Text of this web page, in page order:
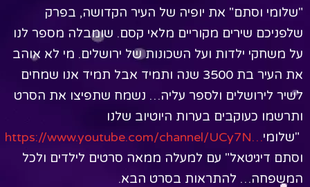
"שלומי וסתם" את יופיה של העיר הקדושה, בפרק
שלפניכם שירים מקוריים מלאי קסם. שומבלה מספר לנו
על משחקי ילדות ועל השכונות של ירושלים. מי לא אוהב
את העיר בת 3500 שנה ותמיד אבל תמיד אנו שמחים
לשיר לירושלים ולספר עליה… נשמח שתפיצו את הסרט
ותרשמו כעוקבים בערות היוטיוב שלנו
https://www.youtube.com/channel/UCy7N…"שלומי
וסתם דיגיטאל" עם למעלה ממאה סרטים לילדים ולכל
המשפחה… להתראות בסרט הבא.